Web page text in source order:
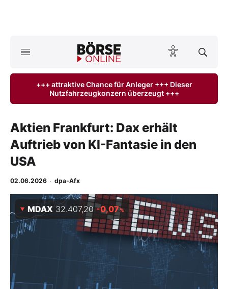
ktuelle Ausgabe BÖRSE ONLINE lesen
Anlageprodukte
Finanz-Check
BO-Musterdepots
Experten
Mein Konto
+++ attraktive Chance für Anleger +++ Dieser
Nutzfahrzeugkonzern überzeugt +++
Aktien Frankfurt: Dax erhält
Auftrieb von KI-Fantasie in den
USA
02.06.2026 · dpa-Afx
MDAX 32.407,20 -0,07%